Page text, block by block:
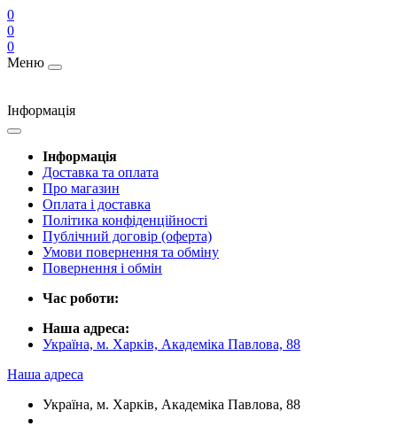
0
0
0
Меню
Інформація
Інформація
Доставка та оплата
Про магазин
Оплата і доставка
Політика конфіденційності
Публічний договір (оферта)
Умови повернення та обміну
Повернення і обмін
Час роботи:
Наша адреса:
Україна, м. Харків, Академіка Павлова, 88
Наша адреса
Україна, м. Харків, Академіка Павлова, 88